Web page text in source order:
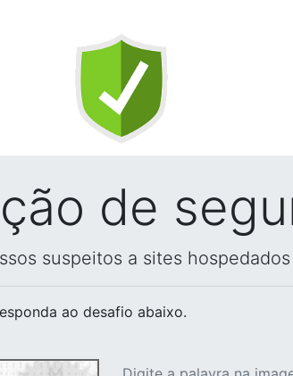
de
suspeitos a sites
ao desafio abaixo.